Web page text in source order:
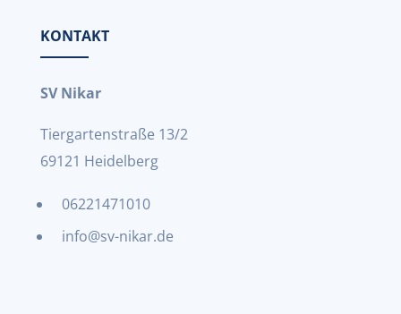
KONTAKT
SV Nikar
Tiergartenstraße 13/2
69121 Heidelberg
06221471010
info@sv-nikar.de